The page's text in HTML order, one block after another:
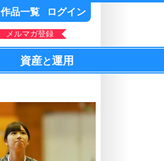
作品一覧 ログイン
メルマガ登録
資産と運用